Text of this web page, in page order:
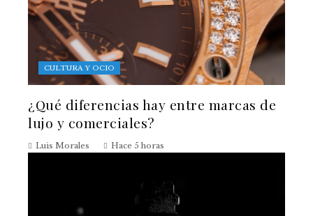
CULTURA Y OCIO
¿Qué diferencias hay entre marcas de
lujo y comerciales?
Luis Morales Hace 5 horas